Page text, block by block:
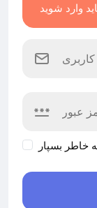
وارد شوید
خاطر بسپار